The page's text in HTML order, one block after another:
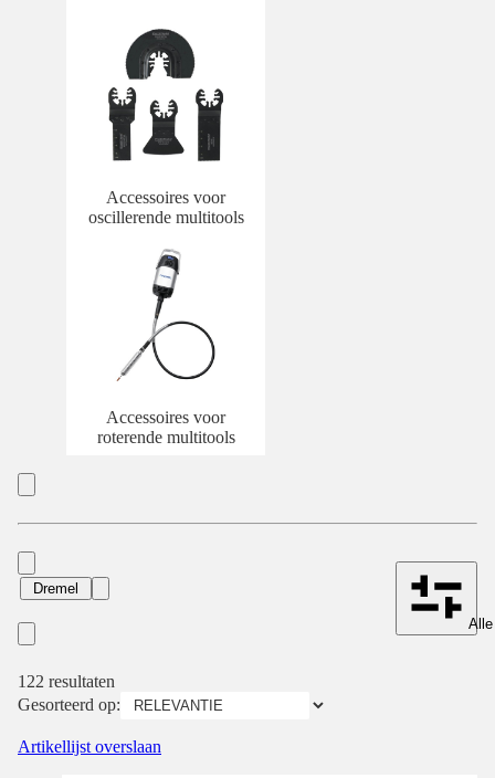
Accessoires voor
oscillerende multitools
Accessoires voor
roterende multitools
Dremel
122 resultaten
Gesorteerd op:
Artikellijst overslaan